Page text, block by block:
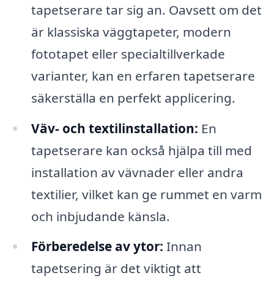
tapetserare tar sig an. Oavsett om det
är klassiska väggtapeter, modern
fototapet eller specialtillverkade
varianter, kan en erfaren tapetserare
säkerställa en perfekt applicering.
Väv- och textilinstallation: En
tapetserare kan också hjälpa till med
installation av vävnader eller andra
textilier, vilket kan ge rummet en varm
och inbjudande känsla.
Förberedelse av ytor: Innan
tapetsering är det viktigt att